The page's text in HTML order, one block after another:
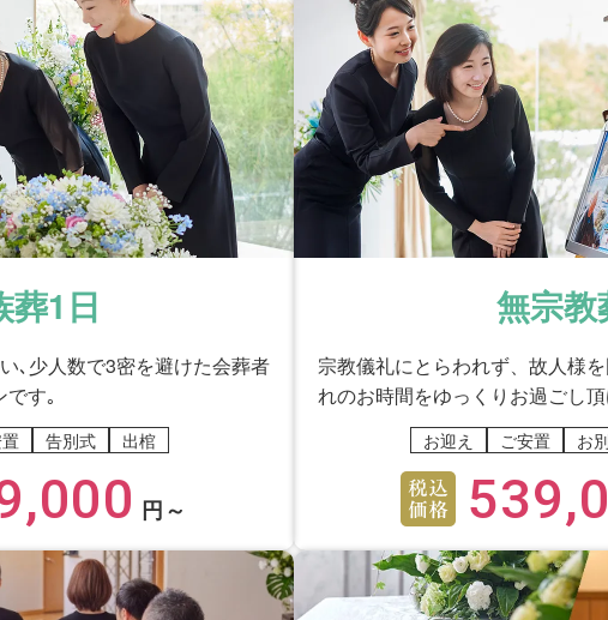
来ました。ありがとう。
続等、手続き関係のご説明はわかりやすかったですか？
スをと思った。
ご不安やご不満に思われた点はございましたか？
かったと思う。
葬1日
､少人数で3密を避けた会葬者
す｡
告別式 出棺
円～
無宗教
宗教儀礼にとらわれず、故人様
れのお時間をゆっくりお過ごし頂
お迎え ご安置 お